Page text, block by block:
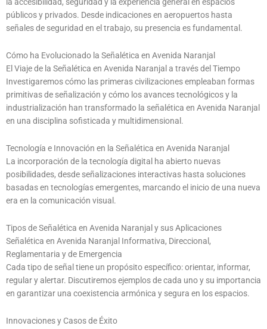
la accesibilidad, seguridad y la experiencia general en espacios
públicos y privados. Desde indicaciones en aeropuertos hasta
señales de seguridad en el trabajo, su presencia es fundamental.
Cómo ha Evolucionado la Señalética en Avenida Naranjal
El Viaje de la Señalética en Avenida Naranjal a través del Tiempo
Investigaremos cómo las primeras civilizaciones empleaban formas
primitivas de señalización y cómo los avances tecnológicos y la
industrialización han transformado la señalética en Avenida Naranjal
en una disciplina sofisticada y multidimensional.
Tecnología e Innovación en la Señalética en Avenida Naranjal
La incorporación de la tecnología digital ha abierto nuevas
posibilidades, desde señalizaciones interactivas hasta soluciones
basadas en tecnologías emergentes, marcando el inicio de una nueva
era en la comunicación visual.
Tipos de Señalética en Avenida Naranjal y sus Aplicaciones
Señalética en Avenida Naranjal Informativa, Direccional,
Reglamentaria y de Emergencia
Cada tipo de señal tiene un propósito específico: orientar, informar,
regular y alertar. Discutiremos ejemplos de cada uno y su importancia
en garantizar una coexistencia armónica y segura en los espacios.
Innovaciones y Casos de Éxito